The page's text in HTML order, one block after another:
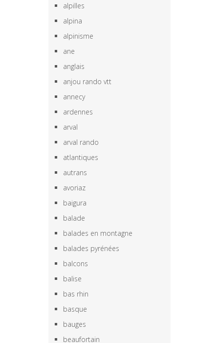
alpilles
alpina
alpinisme
ane
anglais
anjou rando vtt
annecy
ardennes
arval
arval rando
atlantiques
autrans
avoriaz
baigura
balade
balades en montagne
balades pyrénées
balcons
balise
bas rhin
basque
bauges
beaufortain